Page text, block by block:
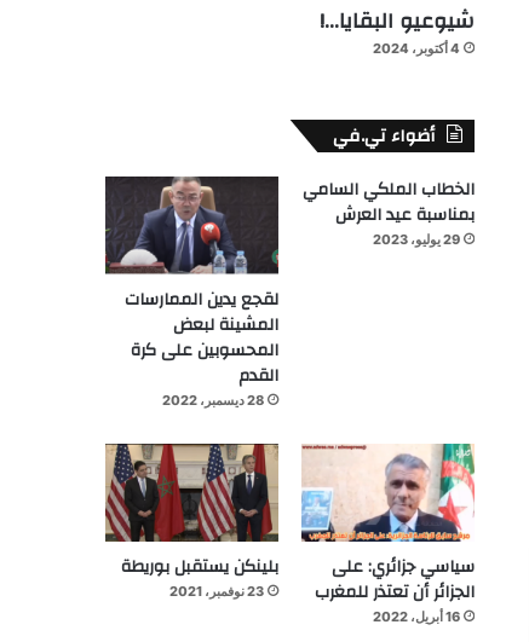
شيوعيو البقايا…!
4 أكتوبر، 2024
أضواء تي.في
الخطاب الملكي السامي
بمناسبة عيد العرش
29 يوليو، 2023
لقجع يدين الممارسات
المشينة لبعض
المحسوبين على كرة
القدم
28 ديسمبر، 2022
سياسي جزائري: على
الجزائر أن تعتذر للمغرب
16 أبريل، 2022
بلينكن يستقبل بوريطة
23 نوفمبر، 2021